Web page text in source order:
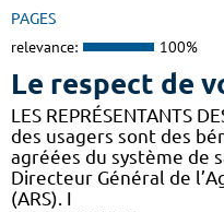
PAGES
relevance: 100%
Le respect de
LES REPRÉSENTANTS
des usagers sont des
agréées du système de
Directeur Général de
(ARS). I